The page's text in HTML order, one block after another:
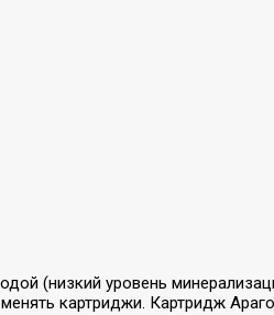
(низкий уровень
картриджи. Картридж